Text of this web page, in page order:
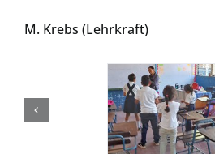
M. Krebs (Lehrkraft)